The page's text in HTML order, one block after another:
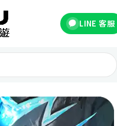
LINE 客服